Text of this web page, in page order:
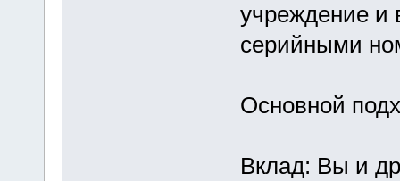
учреждение и
серийными
Основной
Вклад: Вы и